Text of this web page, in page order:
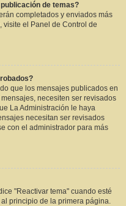
de temas?
completados y enviados más
visite el Panel de Control de
que los mensajes publicados en
necesiten ser revisados
La Administración le haya
necesitan ser revisados
con el administrador para más
"Reactivar tema" cuando esté
principio de la primera página.